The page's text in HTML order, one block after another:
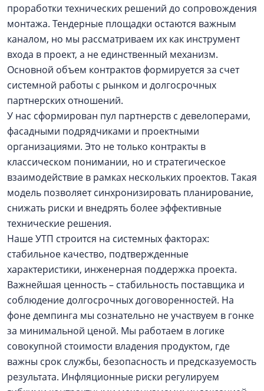
проработки технических решений до сопровождения
монтажа. Тендерные площадки остаются важным
каналом, но мы рассматриваем их как инструмент
входа в проект, а не единственный механизм.
Основной объем контрактов формируется за счет
системной работы с рынком и долгосрочных
партнерских отношений.
У нас сформирован пул партнерств с девелоперами,
фасадными подрядчиками и проектными
организациями. Это не только контракты в
классическом понимании, но и стратегическое
взаимодействие в рамках нескольких проектов. Такая
модель позволяет синхронизировать планирование,
снижать риски и внедрять более эффективные
технические решения.
Наше УТП строится на системных факторах:
стабильное качество, подтвержденные
характеристики, инженерная поддержка проекта.
Важнейшая ценность – стабильность поставщика и
соблюдение долгосрочных договоренностей. На
фоне демпинга мы сознательно не участвуем в гонке
за минимальной ценой. Мы работаем в логике
совокупной стоимости владения продуктом, где
важны срок службы, безопасность и предсказуемость
результата. Инфляционные риски регулируем